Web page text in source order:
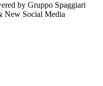
by Gruppo Spaggiari
New Social Media